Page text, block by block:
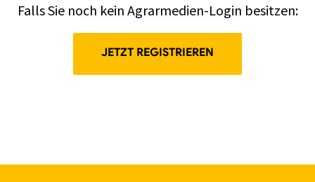
Falls Sie noch kein Agrarmedien-Login besitzen:
JETZT REGISTRIEREN